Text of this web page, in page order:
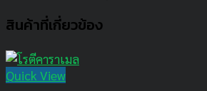
สินค้าที่เกี่ยวข้อง
Quick View